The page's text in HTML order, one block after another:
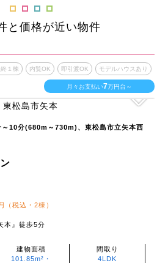
と価格が近い物件
１棟 内覧OK 即引渡OK モデルハウスあり
月々お支払い7万円台～
～10分(680m～730m)、東松島市立矢本西
（税込・2棟）
本』徒歩5分
建物面積
101.85m²・
間取り
4LDK